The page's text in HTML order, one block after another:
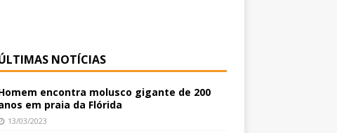
NOTÍCIAS
encontra molusco gigante de 200
em praia da Flórida
13/03/2023